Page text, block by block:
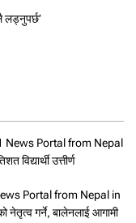
लड्नुपर्छ’
1 News Portal from Nepal
विद्यार्थी उत्तीर्ण
Portal from Nepal in
नेतृत्व गर्ने, बालेनलाई आगामी